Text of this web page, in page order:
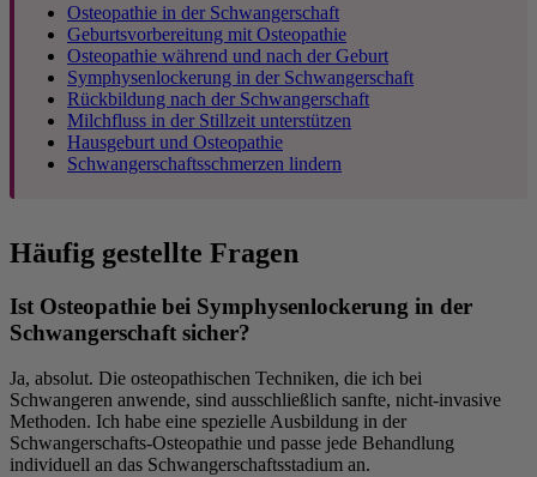
Osteopathie in der Schwangerschaft
Geburtsvorbereitung mit Osteopathie
Osteopathie während und nach der Geburt
Symphysenlockerung in der Schwangerschaft
Rückbildung nach der Schwangerschaft
Milchfluss in der Stillzeit unterstützen
Hausgeburt und Osteopathie
Schwangerschaftsschmerzen lindern
Häufig gestellte Fragen
Ist Osteopathie bei Symphysenlockerung in der
Schwangerschaft sicher?
Ja, absolut. Die osteopathischen Techniken, die ich bei
Schwangeren anwende, sind ausschließlich sanfte, nicht-invasive
Methoden. Ich habe eine spezielle Ausbildung in der
Schwangerschafts-Osteopathie und passe jede Behandlung
individuell an das Schwangerschaftsstadium an.